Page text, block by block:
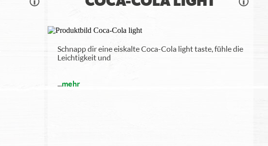
Schnapp dir eine eiskalte Coca-Cola light taste, fühle die
Leichtigkeit und
...mehr